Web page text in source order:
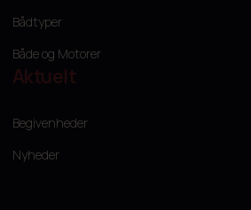
Bådtyper
Både og Motorer
Aktuelt
Begivenheder
Nyheder